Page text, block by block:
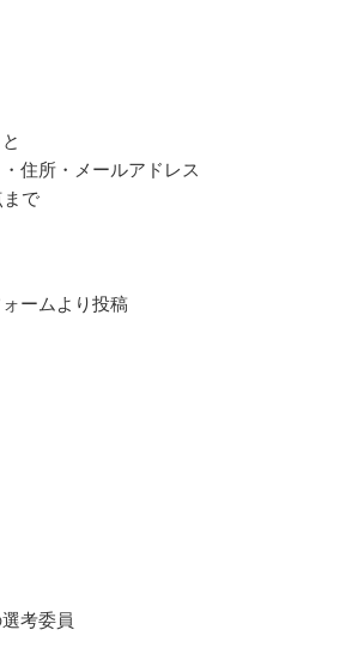
住所・メールアドレス
で
ームより投稿
考委員